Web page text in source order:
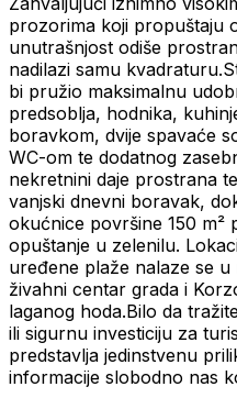
prozorima koji propuštaju
unutrašnjost odiše
nadilazi samu
bi pružio maksimalnu
predsoblja, hodnika,
boravkom, dvije spavaće
WC-om te dodatnog
nekretnini daje prostrana
vanjski dnevni boravak,
okućnice površine 150 m²
opuštanje u zelenilu.
uređene plaže nalaze se
živahni centar grada i
laganog hoda.Bilo da
ili sigurnu investiciju za
predstavlja jedinstvenu
informacije slobodno nas